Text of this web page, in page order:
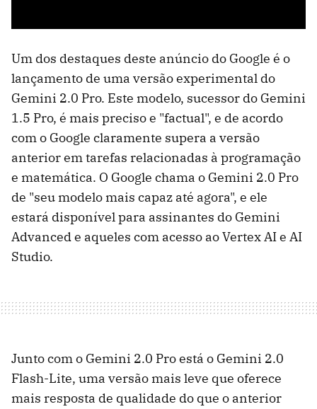
Um dos destaques deste anúncio do Google é o
lançamento de uma versão experimental do
Gemini 2.0 Pro. Este modelo, sucessor do Gemini
1.5 Pro, é mais preciso e "factual", e de acordo
com o Google claramente supera a versão
anterior em tarefas relacionadas à programação
e matemática. O Google chama o Gemini 2.0 Pro
de "seu modelo mais capaz até agora", e ele
estará disponível para assinantes do Gemini
Advanced e aqueles com acesso ao Vertex AI e AI
Studio.
Junto com o Gemini 2.0 Pro está o Gemini 2.0
Flash-Lite, uma versão mais leve que oferece
mais resposta de qualidade do que o anterior